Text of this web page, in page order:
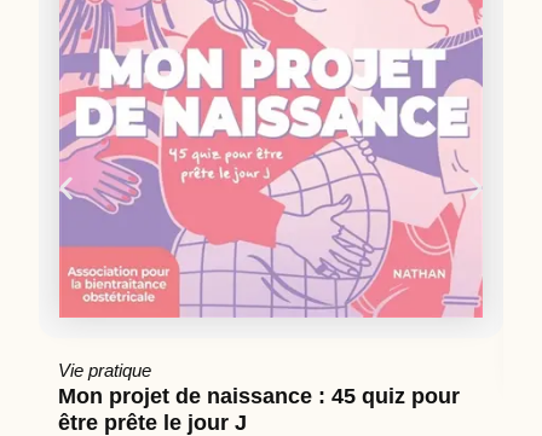
Vie pratique
Mon projet de naissance : 45 quiz pour
être prête le jour J